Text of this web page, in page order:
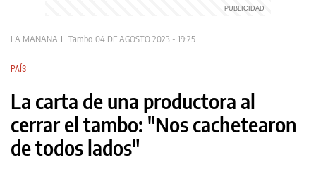
LA MAÑANA Tambo 04 DE AGOSTO 2023 - 19:25
PAÍS
La carta de una productora al
cerrar el tambo: "Nos cachetearon
de todos lados"